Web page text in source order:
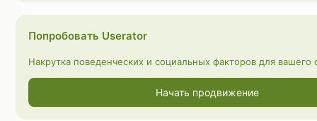
Попробовать Userator
Накрутка поведенческих и социальных факторов для вашего
Начать продвижение